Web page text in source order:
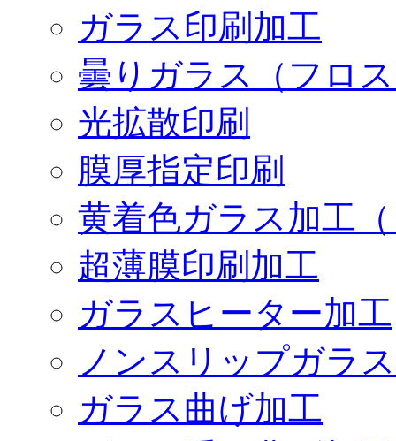
ガラス印刷加工
曇りガラス（フロ
光拡散印刷
膜厚指定印刷
黄着色ガラス加工
超薄膜印刷加工
ガラスヒーター加工
ノンスリップガラ
ガラス曲げ加工